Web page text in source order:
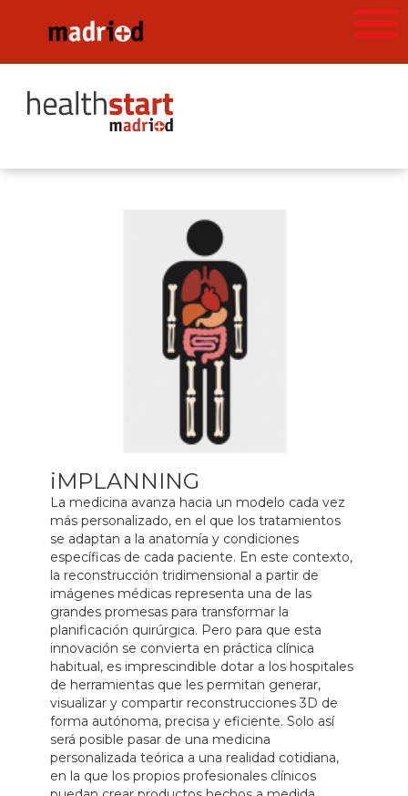
iMPLANNING
La medicina avanza hacia un modelo cada vez
más personalizado, en el que los tratamientos
se adaptan a la anatomía y condiciones
específicas de cada paciente. En este contexto,
la reconstrucción tridimensional a partir de
imágenes médicas representa una de las
grandes promesas para transformar la
planificación quirúrgica. Pero para que esta
innovación se convierta en práctica clínica
habitual, es imprescindible dotar a los hospitales
de herramientas que les permitan generar,
visualizar y compartir reconstrucciones 3D de
forma autónoma, precisa y eficiente. Solo así
será posible pasar de una medicina
personalizada teórica a una realidad cotidiana,
en la que los propios profesionales clínicos